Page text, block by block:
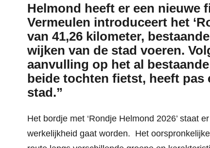
Helmond heeft er een nieuwe
Vermeulen introduceert het
van 41,26 kilometer,
wijken van de stad voeren.
aanvulling op het al
beide tochten fietst, heeft pas
stad.”
Het bordje met ‘Rondje Helmond 2026’ staat
werkelijkheid gaat worden. Het